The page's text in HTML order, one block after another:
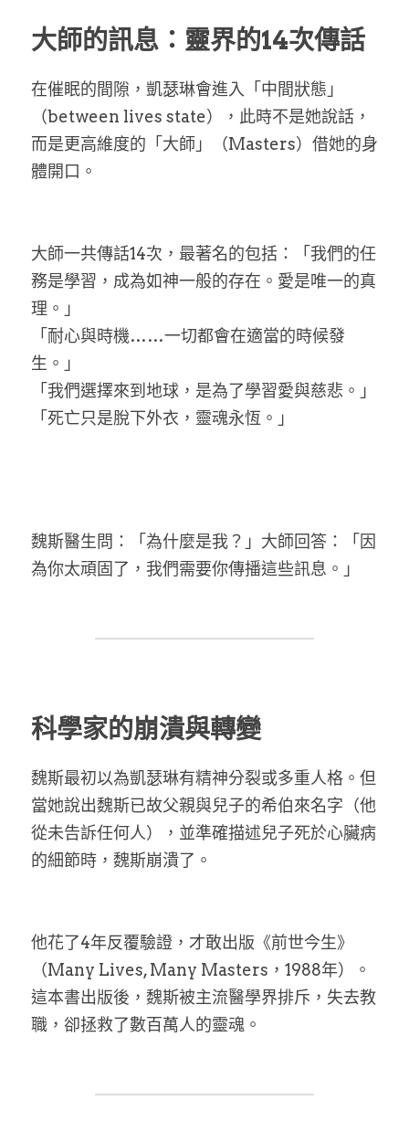
大師的訊息：靈界的14次傳話
在催眠的間隙，凱瑟琳會進入「中間狀態」
（between lives state），此時不是她說話，
而是更高維度的「大師」（Masters）借她的身
體開口。
大師一共傳話14次，最著名的包括：「我們的任
務是學習，成為如神一般的存在。愛是唯一的真
理。」
「耐心與時機……一切都會在適當的時候發
生。」
「我們選擇來到地球，是為了學習愛與慈悲。」
「死亡只是脫下外衣，靈魂永恆。」
魏斯醫生問：「為什麼是我？」大師回答：「因
為你太頑固了，我們需要你傳播這些訊息。」
科學家的崩潰與轉變
魏斯最初以為凱瑟琳有精神分裂或多重人格。但
當她說出魏斯已故父親與兒子的希伯來名字（他
從未告訴任何人），並準確描述兒子死於心臟病
的細節時，魏斯崩潰了。
他花了4年反覆驗證，才敢出版《前世今生》
（Many Lives, Many Masters，1988年）。
這本書出版後，魏斯被主流醫學界排斥，失去教
職，卻拯救了數百萬人的靈魂。